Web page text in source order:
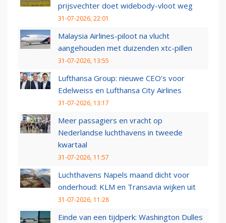
prijsvechter doet widebody-vloot weg
31-07-2026, 22:01
Malaysia Airlines-piloot na vlucht
aangehouden met duizenden xtc-pillen
31-07-2026, 13:55
Lufthansa Group: nieuwe CEO’s voor
Edelweiss en Lufthansa City Airlines
31-07-2026, 13:17
Meer passagiers en vracht op
Nederlandse luchthavens in tweede
kwartaal
31-07-2026, 11:57
Luchthavens Napels maand dicht voor
onderhoud: KLM en Transavia wijken uit
31-07-2026, 11:28
Einde van een tijdperk: Washington Dulles